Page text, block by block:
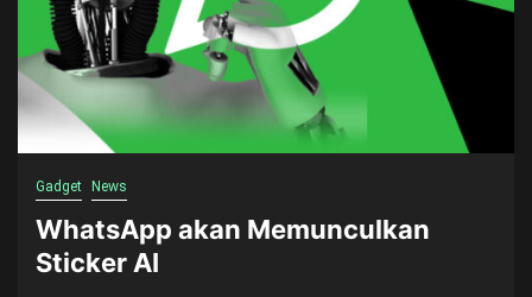
Gadget News
WhatsApp akan Memunculkan
Sticker AI